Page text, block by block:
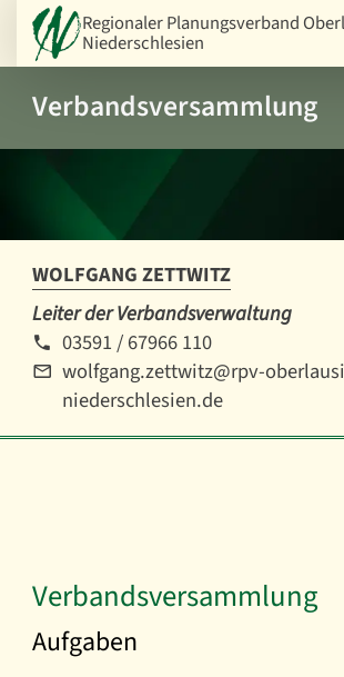
Regionaler Planungsverband
Niederschlesien
Verbandsversammlung
WOLFGANG ZETTWITZ
Leiter der Verbandsverwaltung
03591 / 67966 110
wolfgang.zettwitz@rpv-
niederschlesien.de
Verbandsversammlung
Aufgaben